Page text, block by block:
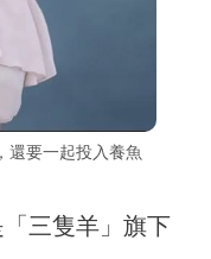
還要一起投入養魚
三隻羊」旗下